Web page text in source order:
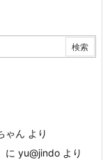
ゃん より
に yu@jindo より